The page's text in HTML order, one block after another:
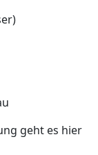
geht es hier